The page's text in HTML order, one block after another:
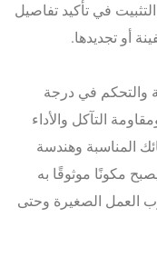
في تأكيد تفاصيل
أو تجديدها.
والتحكم في درجة
التآكل والأداء
المناسبة وهندسة
مكونًا موثوقًا به
العمل الصغيرة وحتى